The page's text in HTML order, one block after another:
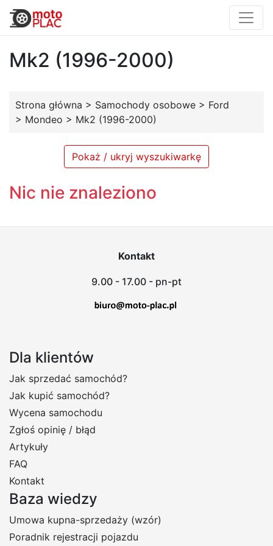
Mk2 (1996-2000)
Strona główna > Samochody osobowe > Ford
> Mondeo > Mk2 (1996-2000)
Pokaż / ukryj wyszukiwarkę
Nic nie znaleziono
Kontakt
9.00 - 17.00 - pn-pt
Dla klientów
Jak sprzedać samochód?
Jak kupić samochód?
Wycena samochodu
Zgłoś opinię / błąd
Artykuły
FAQ
Kontakt
Baza wiedzy
Umowa kupna-sprzedaży (wzór)
Poradnik rejestracji pojazdu